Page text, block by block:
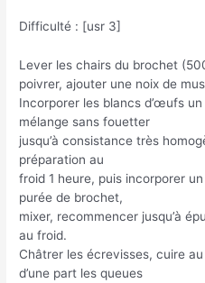
Difficulté : [usr 3]
Lever les chairs du brochet
poivrer, ajouter une noix de
Incorporer les blancs d’œufs
mélange sans fouetter
jusqu’à consistance très
préparation au
froid 1 heure, puis incorporer
purée de brochet,
mixer, recommencer jusqu’à
au froid.
Châtrer les écrevisses, cuire
d’une part les queues